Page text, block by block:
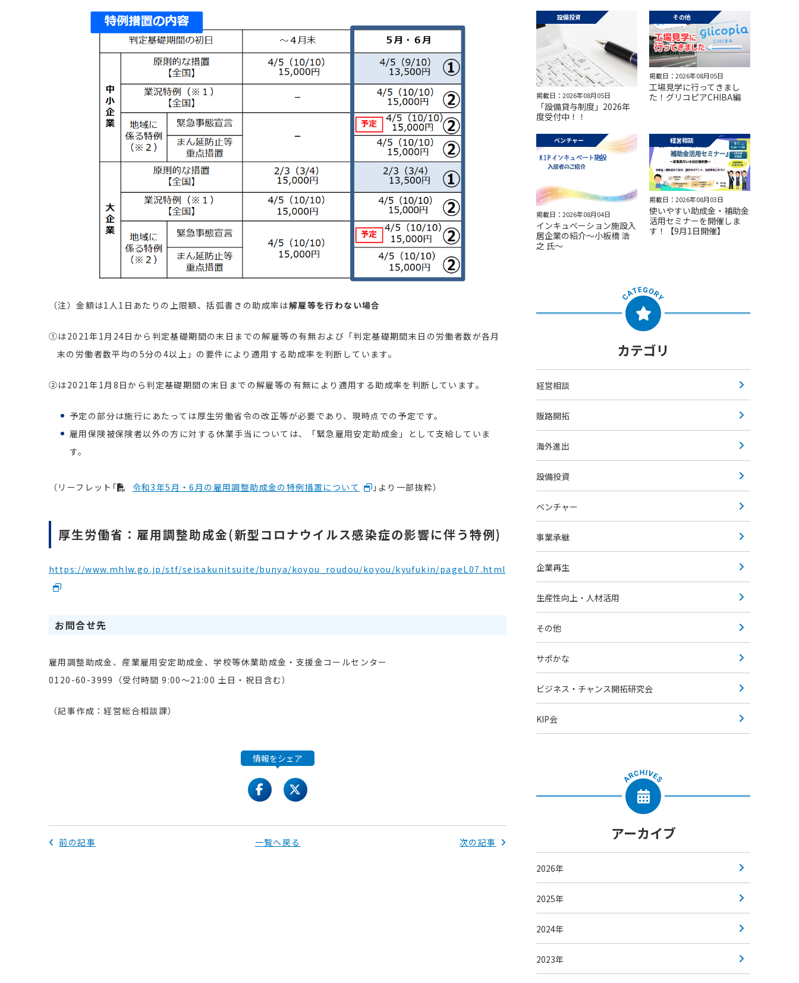
（注）金額は1人1日あたりの上限額、括弧書きの助成率は解雇等を行わない場合
①は2021年1月24日から判定基礎期間の末日までの解雇等の有無および「判定基礎期間末日の労働者数が各月
末の労働者数平均の5分の4以上」の要件により適用する助成率を判断しています。
②は2021年1月8日から判定基礎期間の末日までの解雇等の有無により適用する助成率を判断しています。
予定の部分は施行にあたっては厚生労働省令の改正等が必要であり、現時点での予定です。
雇用保険被保険者以外の方に対する休業手当については、「緊急雇用安定助成金」として支給していま
す。
（リーフレット｢ 令和3年5月・6月の雇用調整助成金の特例措置について ｣より一部抜粋）
厚生労働省：雇用調整助成金(新型コロナウイルス感染症の影響に伴う特例)
https://www.mhlw.go.jp/stf/seisakunitsuite/bunya/koyou_roudou/koyou/kyufukin/pageL07.html
お問合せ先
雇用調整助成金、産業雇用安定助成金、学校等休業助成金・支援金コールセンター
0120-60-3999（受付時間 9:00～21:00 土日・祝日含む）
（記事作成：経営総合相談課）
情報をシェア
facebooktwitter
前の記事 一覧へ戻る 次の記事
設備投資
掲載日：2026年08月05日
「設備貸与制度」2026年
度受付中！！
その他
掲載日：2026年08月05日
工場見学に行ってきまし
た！グリコピアCHIBA編
ベンチャー
掲載日：2026年08月04日
インキュベーション施設入
居企業の紹介～小板橋 浩
之 氏～
経営相談
掲載日：2026年08月03日
使いやすい助成金・補助金
活用セミナーを開催しま
す！【9月1日開催】
カテゴリ
経営相談
販路開拓
海外進出
設備投資
ベンチャー
事業承継
企業再生
生産性向上・人材活用
その他
サポかな
ビジネス・チャンス開拓研究会
KIP会
アーカイブ
2026年
2025年
2024年
2023年